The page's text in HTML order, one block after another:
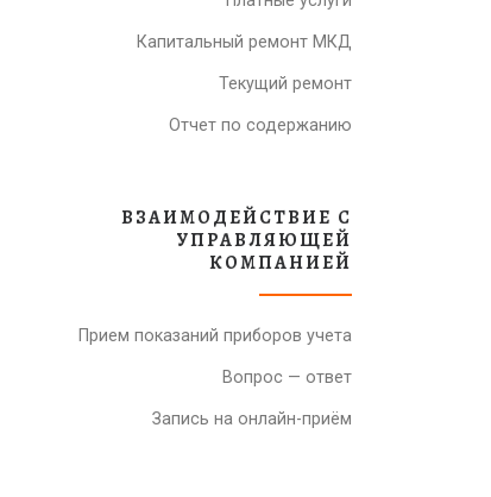
Капитальный ремонт МКД
Текущий ремонт
Отчет по содержанию
ВЗАИМОДЕЙСТВИЕ С
УПРАВЛЯЮЩЕЙ
КОМПАНИЕЙ
Прием показаний приборов учета
Вопрос — ответ
Запись на онлайн-приём